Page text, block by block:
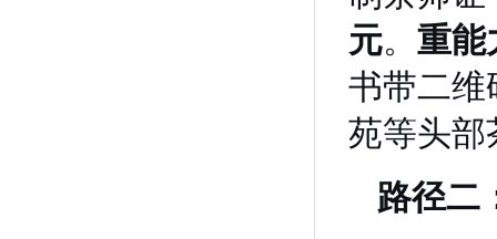
元。 重能
书带二维
苑等头部
路径二